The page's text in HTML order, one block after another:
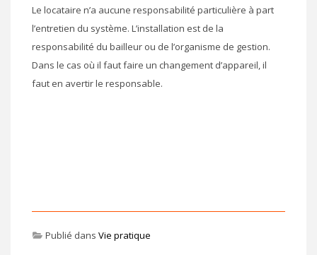
Le locataire n’a aucune responsabilité particulière à part
l’entretien du système. L’installation est de la
responsabilité du bailleur ou de l’organisme de gestion.
Dans le cas où il faut faire un changement d’appareil, il
faut en avertir le responsable.
Publié dans Vie pratique